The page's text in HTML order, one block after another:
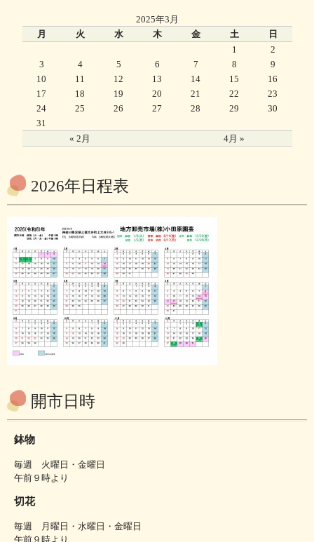
2025年3月
月
火 水 木 金 土 日
« 2月 4月 »
1
2
3
4 5 6 7 8
9
10
11 12 13 14 15
16
17
18 19 20 21 22
23
24
25 26 27 28 29
30
31
2026年日程表
開市日時
鉢物
毎週 火曜日・金曜日
午前９時より
切花
毎週 月曜日・水曜日・金曜日
午前９時より